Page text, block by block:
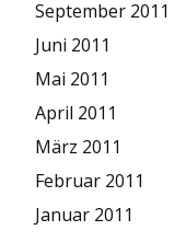
September 2011
Juni 2011
Mai 2011
April 2011
März 2011
Februar 2011
Januar 2011